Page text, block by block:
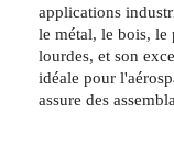
applications
le métal, le bois, le
lourdes, et son
idéale pour
assure des